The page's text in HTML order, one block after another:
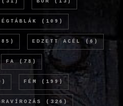
(31) BŐR (13)
(109)
EDZETT ACÉL (6)
FA (78)
FÉM (199)
(326)